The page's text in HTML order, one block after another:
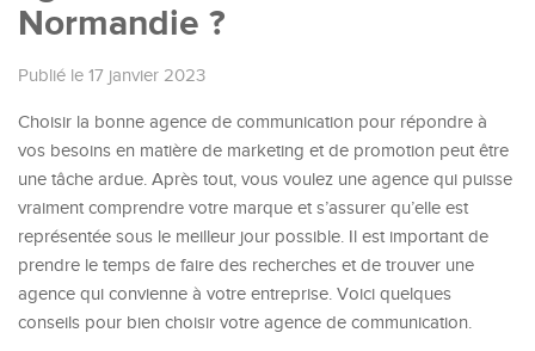
Normandie ?
Publié le 17 janvier 2023
Choisir la bonne agence de communication pour répondre à
vos besoins en matière de marketing et de promotion peut être
une tâche ardue. Après tout, vous voulez une agence qui puisse
vraiment comprendre votre marque et s’assurer qu’elle est
représentée sous le meilleur jour possible. Il est important de
prendre le temps de faire des recherches et de trouver une
agence qui convienne à votre entreprise. Voici quelques
conseils pour bien choisir votre agence de communication.